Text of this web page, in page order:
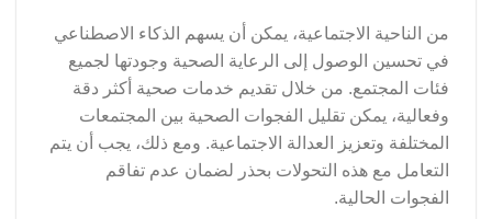
من الناحية الاجتماعية، يمكن أن يسهم الذكاء الاصطناعي
في تحسين الوصول إلى الرعاية الصحية وجودتها لجميع
فئات المجتمع. من خلال تقديم خدمات صحية أكثر دقة
وفعالية، يمكن تقليل الفجوات الصحية بين المجتمعات
المختلفة وتعزيز العدالة الاجتماعية. ومع ذلك، يجب أن يتم
التعامل مع هذه التحولات بحذر لضمان عدم تفاقم
الفجوات الحالية.